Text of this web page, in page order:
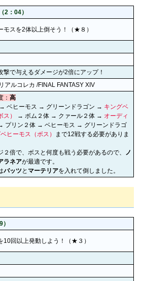
（2：04）
モスを2体以上倒そう！（★８）
撃で与えるダメージが2倍にアップ！
アルコレカ /FINAL FANTASY XIV
： 高
ベヒーモス → グリーンドラゴン → キングベ
）
→ ボム２体 → クァール２体 → オーディ
プリン２体 → ベヒーモス → グリーンドラゴ
ヒーモス（ボス）
まで12戦する必要がありま
２倍で、ボスと何度も戦う必要があるので、 ノ
ラネアが最適です。
バッツと マーテリアを入れて倒しました。
10回以上発動しよう！（★３）